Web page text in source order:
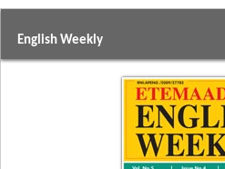
English Weekly